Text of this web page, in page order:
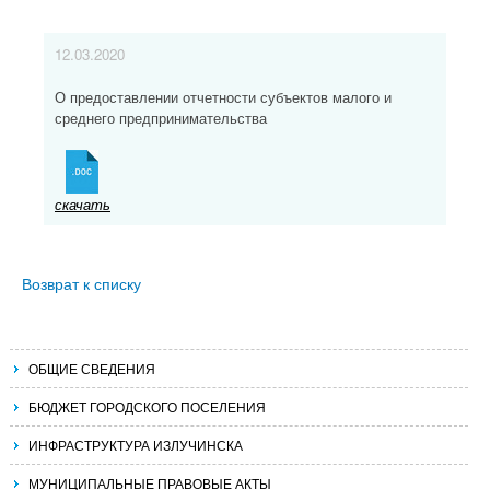
12.03.2020
О предоставлении отчетности субъектов малого и
среднего предпринимательства
скачать
Возврат к списку
ОБЩИЕ СВЕДЕНИЯ
БЮДЖЕТ ГОРОДСКОГО ПОСЕЛЕНИЯ
ИНФРАСТРУКТУРА ИЗЛУЧИНСКА
МУНИЦИПАЛЬНЫЕ ПРАВОВЫЕ АКТЫ